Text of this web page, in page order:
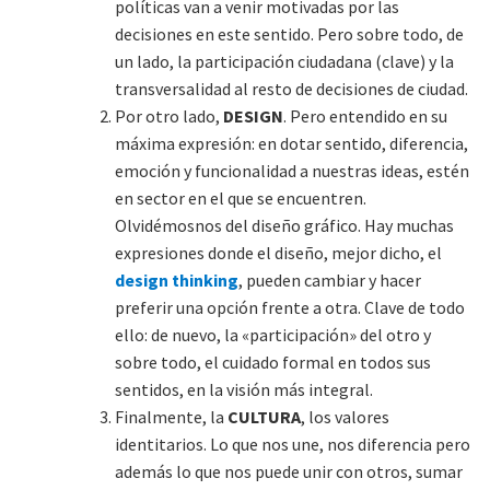
políticas van a venir motivadas por las
decisiones en este sentido. Pero sobre todo, de
un lado, la participación ciudadana (clave) y la
transversalidad al resto de decisiones de ciudad.
Por otro lado, DESIGN. Pero entendido en su
máxima expresión: en dotar sentido, diferencia,
emoción y funcionalidad a nuestras ideas, estén
en sector en el que se encuentren.
Olvidémosnos del diseño gráfico. Hay muchas
expresiones donde el diseño, mejor dicho, el
design thinking, pueden cambiar y hacer
preferir una opción frente a otra. Clave de todo
ello: de nuevo, la «participación» del otro y
sobre todo, el cuidado formal en todos sus
sentidos, en la visión más integral.
Finalmente, la CULTURA, los valores
identitarios. Lo que nos une, nos diferencia pero
además lo que nos puede unir con otros, sumar